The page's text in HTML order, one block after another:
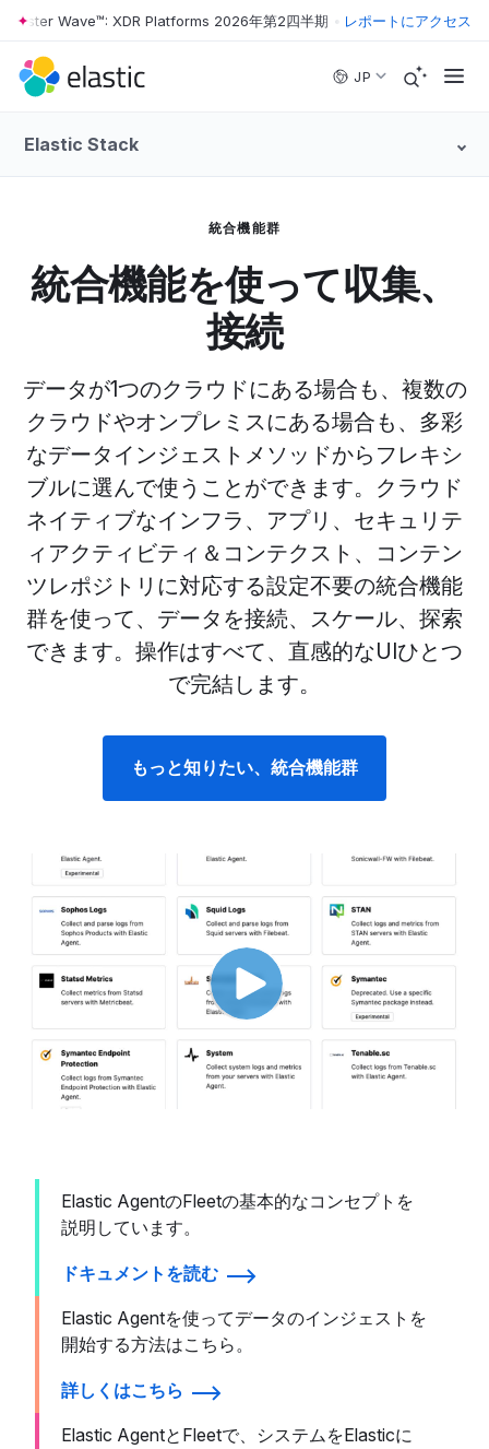
Skip to main content
Wave™: XDR Platforms 2026年第2四半期 • The Forrester Wave™:
レポートにアクセス
JP
Elastic Stack
統合機能群
統合機能を使って収集、
接続
データが1つのクラウドにある場合も、複数の
クラウドやオンプレミスにある場合も、多彩
なデータインジェストメソッドからフレキシ
ブルに選んで使うことができます。クラウド
ネイティブなインフラ、アプリ、セキュリテ
ィアクティビティ＆コンテクスト、コンテン
ツレポジトリに対応する設定不要の統合機能
群を使って、データを接続、スケール、探索
できます。操作はすべて、直感的なUIひとつ
で完結します。
もっと知りたい、統合機能群
Elastic AgentのFleetの基本的なコンセプトを
説明しています。
ドキュメントを読む
Elastic Agentを使ってデータのインジェストを
開始する方法はこちら。
詳しくはこちら
Elastic AgentとFleetで、システムをElasticに